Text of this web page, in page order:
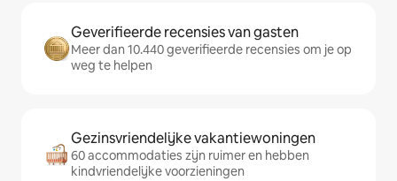
Geverifieerde recensies van gasten
Meer dan 10.440 geverifieerde recensies om je op
weg te helpen
Gezinsvriendelijke vakantiewoningen
60 accommodaties zijn ruimer en hebben
kindvriendelijke voorzieningen